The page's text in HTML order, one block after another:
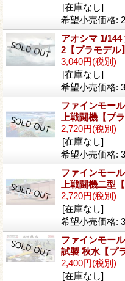
[在庫なし]
希望小売価格:
アオシマ 1/
2【プラモデル
3,040円(税別)
[在庫なし]
希望小売価格:
ファインモー
上戦闘機【プ
2,720円(税別)
[在庫なし]
希望小売価格:
ファインモー
上戦闘機二型
2,720円(税別)
[在庫なし]
希望小売価格:
ファインモー
試製 秋水【プ
2,400円(税別)
[在庫なし]